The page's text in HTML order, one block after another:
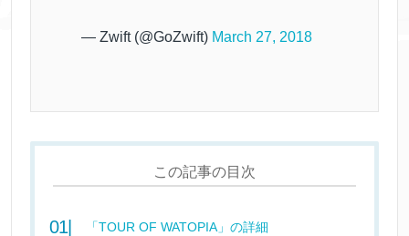
— Zwift (@GoZwift) March 27, 2018
この記事の目次
「TOUR OF WATOPIA」の詳細